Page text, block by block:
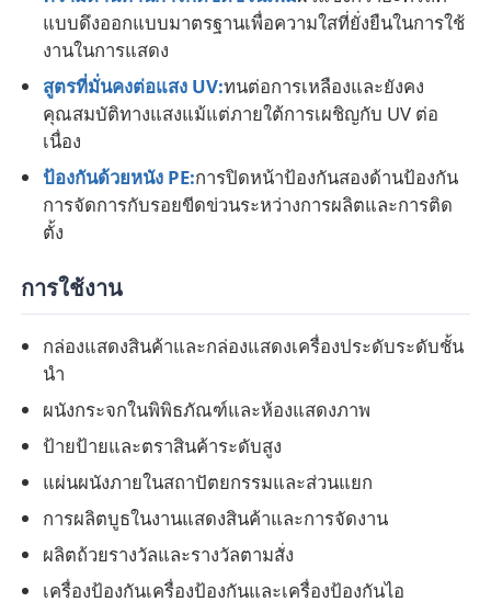
แผ่นอะคริลิคใส
แผ่นอะครีลิคหล่อ
แผ่นอะครีลิคสี
กล่องแสดงภาพแอคริลิค
กระจกแผ่นอะคริลิก
แผ่นกระดาษแอคริลิก
แผ่นอะครีลิคอัดขึ้นรูป
แบบดึงออกแบบมาตรฐานเพื่อความใสที่ยั่งยืนในการใช้
งานในการแสดง
สูตรที่มั่นคงต่อแสง UV:ทนต่อการเหลืองและยังคง
คุณสมบัติทางแสงแม้แต่ภายใต้การเผชิญกับ UV ต่อ
เนื่อง
ป้องกันด้วยหนัง PE:การปิดหน้าป้องกันสองด้านป้องกัน
การจัดการกับรอยขีดข่วนระหว่างการผลิตและการติด
ตั้ง
การใช้งาน
กล่องแสดงสินค้าและกล่องแสดงเครื่องประดับระดับชั้น
นํา
ผนังกระจกในพิพิธภัณฑ์และห้องแสดงภาพ
ป้ายป้ายและตราสินค้าระดับสูง
แผ่นผนังภายในสถาปัตยกรรมและส่วนแยก
การผลิตบูธในงานแสดงสินค้าและการจัดงาน
ผลิตถ้วยรางวัลและรางวัลตามสั่ง
เครื่องป้องกันเครื่องป้องกันและเครื่องป้องกันไอ